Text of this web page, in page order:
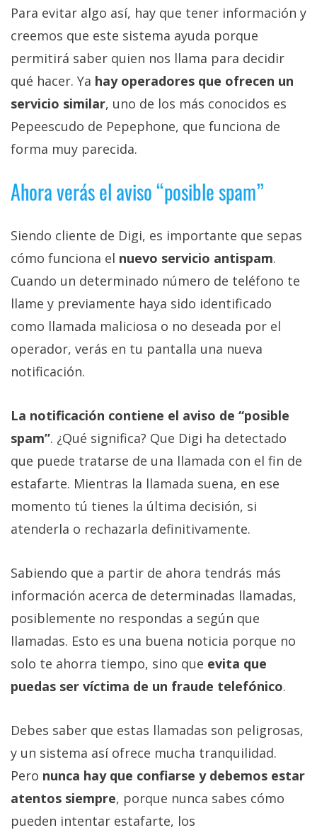
Para evitar algo así, hay que tener información y
creemos que este sistema ayuda porque
permitirá saber quien nos llama para decidir
qué hacer. Ya hay operadores que ofrecen un
servicio similar, uno de los más conocidos es
Pepeescudo de Pepephone, que funciona de
forma muy parecida.
Ahora verás el aviso “posible spam”
Siendo cliente de Digi, es importante que sepas
cómo funciona el nuevo servicio antispam.
Cuando un determinado número de teléfono te
llame y previamente haya sido identificado
como llamada maliciosa o no deseada por el
operador, verás en tu pantalla una nueva
notificación.
La notificación contiene el aviso de “posible
spam”. ¿Qué significa? Que Digi ha detectado
que puede tratarse de una llamada con el fin de
estafarte. Mientras la llamada suena, en ese
momento tú tienes la última decisión, si
atenderla o rechazarla definitivamente.
Sabiendo que a partir de ahora tendrás más
información acerca de determinadas llamadas,
posiblemente no respondas a según que
llamadas. Esto es una buena noticia porque no
solo te ahorra tiempo, sino que evita que
puedas ser víctima de un fraude telefónico.
Debes saber que estas llamadas son peligrosas,
y un sistema así ofrece mucha tranquilidad.
Pero nunca hay que confiarse y debemos estar
atentos siempre, porque nunca sabes cómo
pueden intentar estafarte, los